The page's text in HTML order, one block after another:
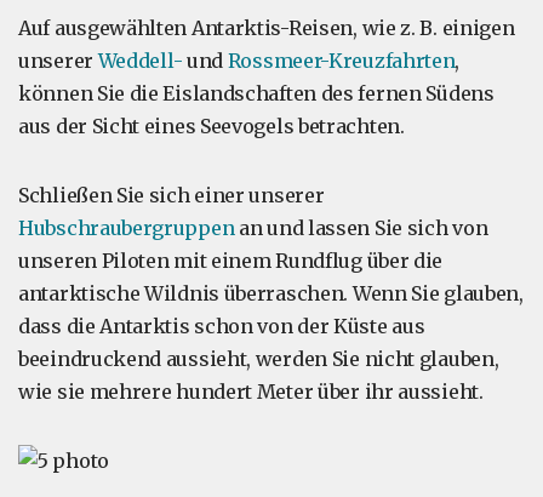
Auf ausgewählten Antarktis-Reisen, wie z. B. einigen
unsererWeddell- und Rossmeer-Kreuzfahrten,
können Sie die Eislandschaften des fernen Südens
aus der Sicht eines Seevogels betrachten.
Schließen Sie sich einer unserer
Hubschraubergruppenan und lassen Sie sich von
unseren Piloten mit einem Rundflug über die
antarktische Wildnis überraschen. Wenn Sie glauben,
dass die Antarktis schon von der Küste aus
beeindruckend aussieht, werden Sie nicht glauben,
wie sie mehrere hundert Meter über ihr aussieht.